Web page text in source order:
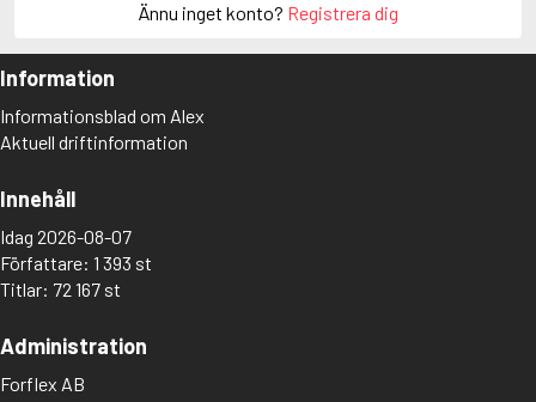
Ännu inget konto? Registrera dig
Information
Informationsblad om Alex
Aktuell driftinformation
Innehåll
Idag 2026-08-07
Författare: 1 393 st
Titlar: 72 167 st
Administration
Forflex AB